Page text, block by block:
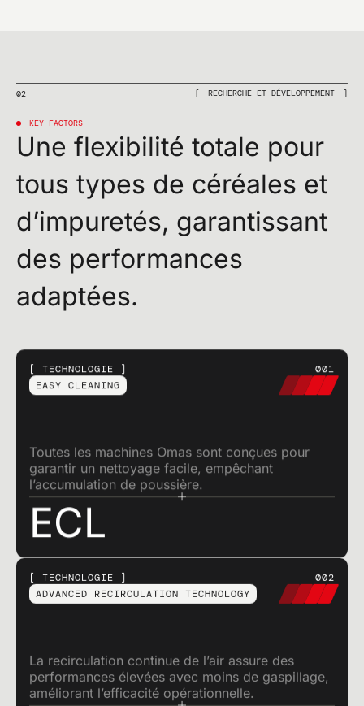
02 RECHERCHE ET DÉVELOPPEMENT
KEY FACTORS
Une flexibilité totale pour
tous types de céréales et
d’impuretés, garantissant
des performances
adaptées.
TECHNOLOGIE
001
EASY CLEANING
Toutes les machines Omas sont conçues pour
garantir un nettoyage facile, empêchant
l’accumulation de poussière.
ECL
TECHNOLOGIE
002
ADVANCED RECIRCULATION TECHNOLOGY
La recirculation continue de l’air assure des
performances élevées avec moins de gaspillage,
améliorant l’efficacité opérationnelle.